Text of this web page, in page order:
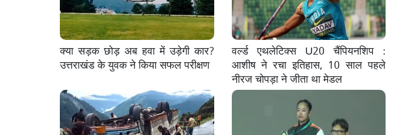
क्या सड़क छोड़ अब हवा में उड़ेगी कार?
उत्तराखंड के युवक ने किया सफल परीक्षण
वर्ल्ड एथलेटिक्स U20 चैंपियनशिप :
आशीष ने रचा इतिहास, 10 साल पहले
नीरज चोपड़ा ने जीता था मेडल